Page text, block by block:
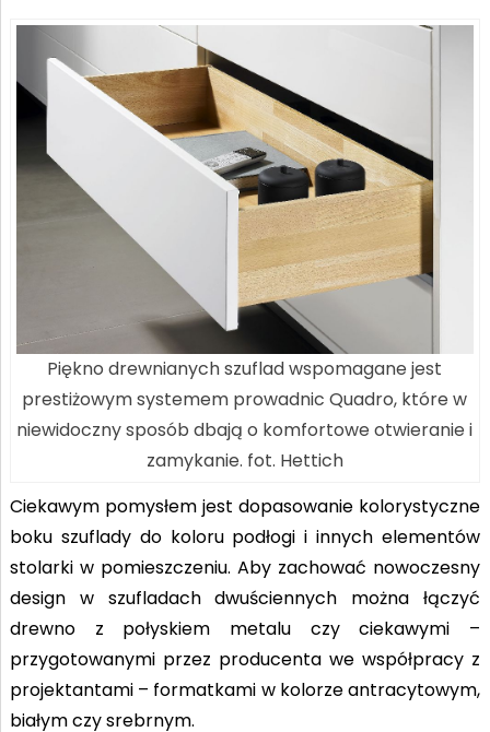
Piękno drewnianych szuflad wspomagane jest
prestiżowym systemem prowadnic Quadro, które w
niewidoczny sposób dbają o komfortowe otwieranie i
zamykanie. fot. Hettich
Ciekawym pomysłem jest dopasowanie kolorystyczne
boku szuflady do koloru podłogi i innych elementów
stolarki w pomieszczeniu. Aby zachować nowoczesny
design w szufladach dwuściennych można łączyć
drewno z połyskiem metalu czy ciekawymi –
przygotowanymi przez producenta we współpracy z
projektantami – formatkami w kolorze antracytowym,
białym czy srebrnym.